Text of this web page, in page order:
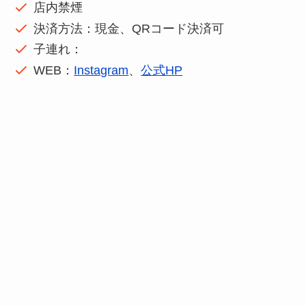
店内禁煙
決済方法：現金、QRコード決済可
子連れ：
WEB： Instagram、公式HP